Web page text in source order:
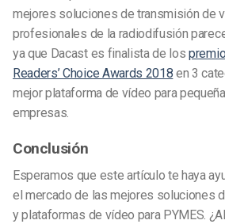
mejores soluciones de transmisión de
profesionales de la radiodifusión
ya que Dacast es finalista de los
Readers’ Choice Awards 2018 en 3
mejor plataforma de vídeo para
empresas.
Conclusión
Esperamos que este artículo te haya
el mercado de las mejores soluciones
y plataformas de vídeo para PYMES.